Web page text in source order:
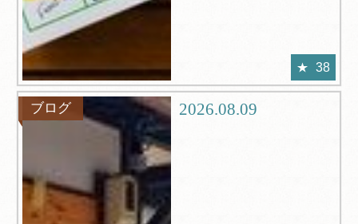
38
ブログ 2026.08.09